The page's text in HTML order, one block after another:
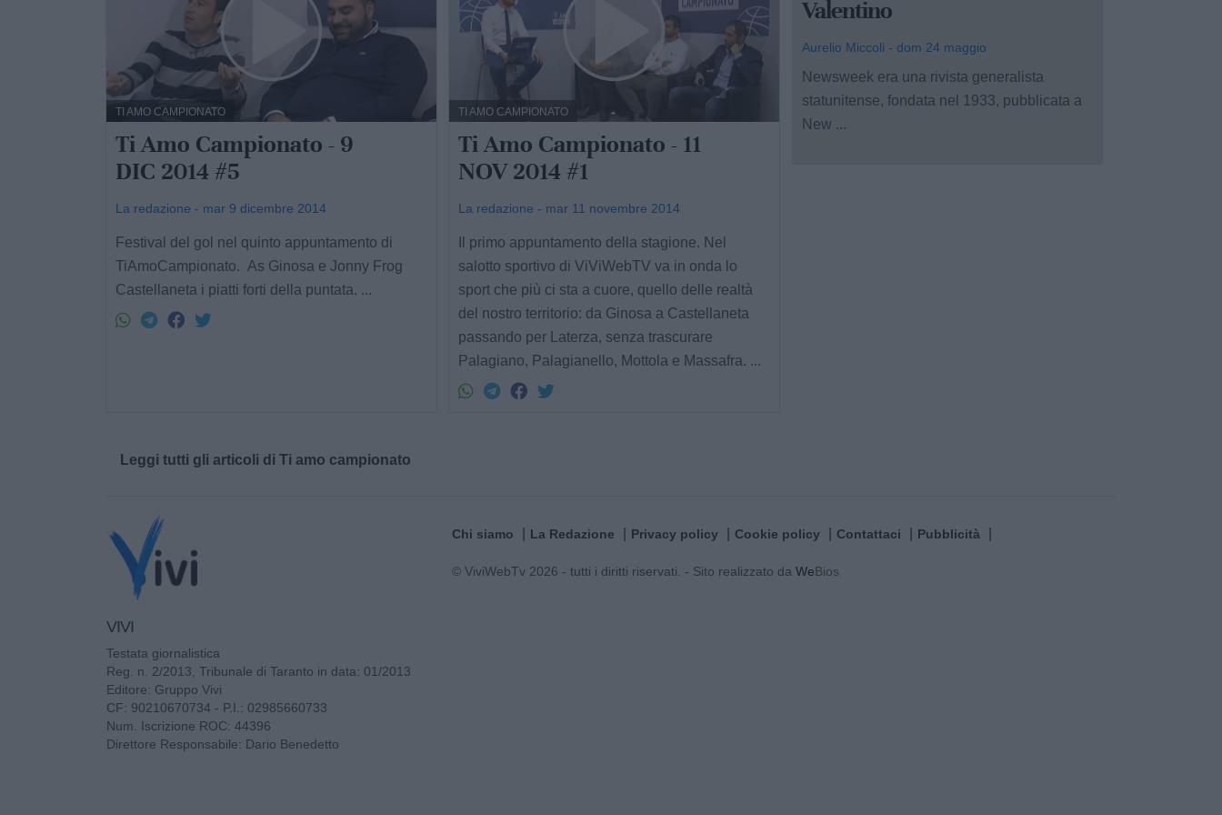
TI AMO CAMPIONATO
Ti Amo Campionato - 9
DIC 2014 #5
La redazione - mar 9 dicembre 2014
Festival del gol nel quinto appuntamento di
TiAmoCampionato. As Ginosa e Jonny Frog
Castellaneta i piatti forti della puntata. ...
TI AMO CAMPIONATO
Ti Amo Campionato - 11
NOV 2014 #1
La redazione - mar 11 novembre 2014
Il primo appuntamento della stagione. Nel
salotto sportivo di ViViWebTV va in onda lo
sport che più ci sta a cuore, quello delle realtà
del nostro territorio: da Ginosa a Castellaneta
passando per Laterza, senza trascurare
Palagiano, Palagianello, Mottola e Massafra. ...
Leggi tutti gli articoli di Ti amo campionato
Valentino
Aurelio Miccoli - dom 24 maggio
Newsweek era una rivista generalista
statunitense, fondata nel 1933, pubblicata a
New ...
VIVI
Testata giornalistica
Reg. n. 2/2013, Tribunale di Taranto in data: 01/2013
Editore: Gruppo Vivi
CF: 90210670734 - P.I.: 02985660733
Num. Iscrizione ROC: 44396
Direttore Responsabile: Dario Benedetto
Chi siamo La Redazione Privacy policy Cookie policy Contattaci Pubblicità
© ViviWebTv 2026 - tutti i diritti riservati. - Sito realizzato da WeBios